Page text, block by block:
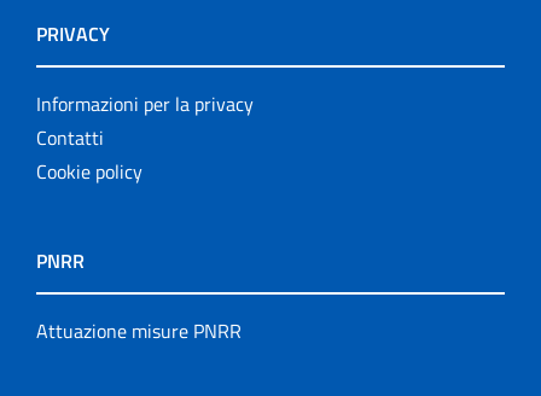
PRIVACY
Informazioni per la privacy
Contatti
Cookie policy
PNRR
Attuazione misure PNRR